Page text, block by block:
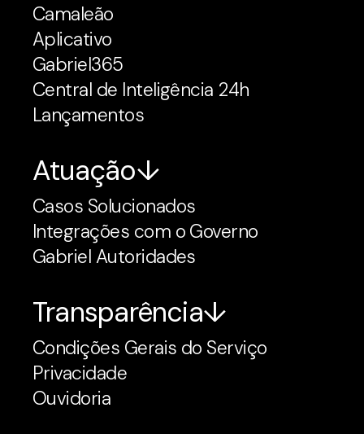
Camaleão
Aplicativo
Gabriel365
Central de Inteligência 24h
Lançamentos
Atuação
Casos Solucionados
Integrações com o Governo
Gabriel Autoridades
Transparência
Condições Gerais do Serviço
Privacidade
Ouvidoria